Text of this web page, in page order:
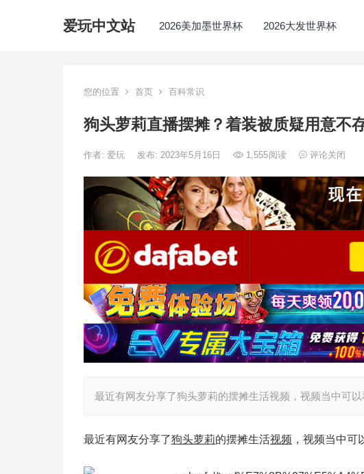
爱玩中文站 2026美加墨世界杯 2026大发世界杯
您的位置 首页 百科常识
狗头萝莉直播摆摊？着装被质疑用意不
作者: 爱玩 发布: 2023年5月16日 1,555阅读 评论关闭
最近有网友分享了狗头萝莉的摆摊生活视频，视频当中可
最近有网友分享了狗头萝莉的摆摊生活视频 ，视频当中可